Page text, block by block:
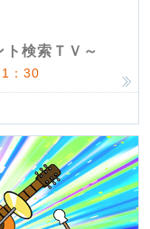
検索ＴＶ～
：30